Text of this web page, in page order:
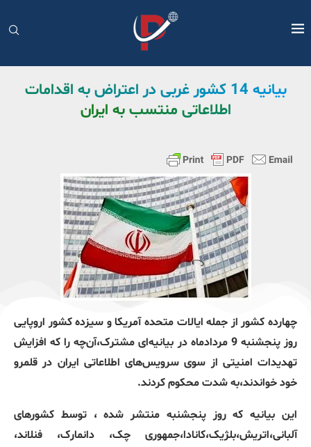
بیانیه 14 کشور غربی در اعتراض به اقدامات
اطلاعاتی منتسب به ایران
چهارده کشور از جمله ایالات متحده آمریکا و سیزده کشور اروپایی
روز پنجشنبه 9 مردادماه در بیانیه‌ای مشترک،آن‌چه را که افزایش
تهدیدات امنیتی از سوی سرویس‌های اطلاعاتی ایران در قلمرو
خود خواندند،به شدت محکوم کردند.
این بیانیه که روز پنجشنبه منتشر شده ، توسط کشورهای
آلبانی،اتریش،بلژیک،کانادا،جمهوری چک، دانمارک، فنلاند،